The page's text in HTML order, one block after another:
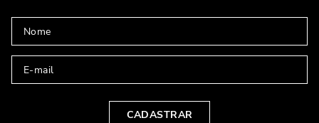
CADASTRAR